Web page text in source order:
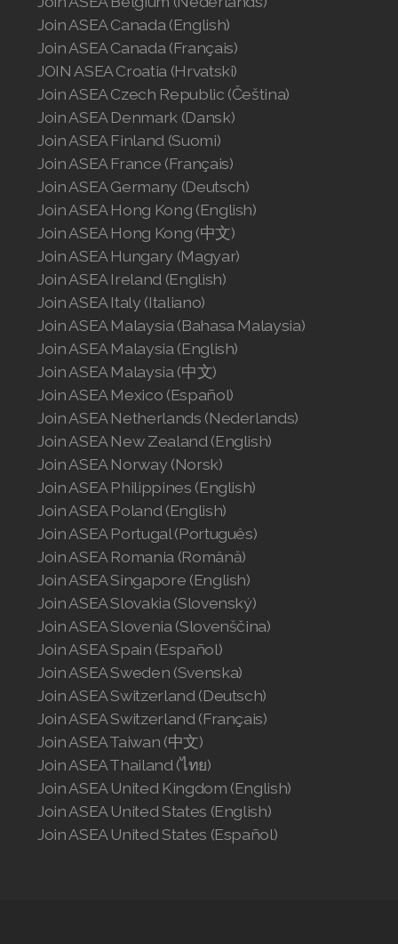
Join ASEA Canada (English)
Join ASEA Canada (Français)
JOIN ASEA Croatia (Hrvatski)
Join ASEA Czech Republic (Čeština)
Join ASEA Denmark (Dansk)
Join ASEA Finland (Suomi)
Join ASEA France (Français)
Join ASEA Germany (Deutsch)
Join ASEA Hong Kong (English)
Join ASEA Hong Kong (中文)
Join ASEA Hungary (Magyar)
Join ASEA Ireland (English)
Join ASEA Italy (Italiano)
Join ASEA Malaysia (Bahasa Malaysia)
Join ASEA Malaysia (English)
Join ASEA Malaysia (中文)
Join ASEA Mexico (Español)
Join ASEA Netherlands (Nederlands)
Join ASEA New Zealand (English)
Join ASEA Norway (Norsk)
Join ASEA Philippines (English)
Join ASEA Poland (English)
Join ASEA Portugal (Português)
Join ASEA Romania (Română)
Join ASEA Singapore (English)
Join ASEA Slovakia (Slovenský)
Join ASEA Slovenia (Slovenščina)
Join ASEA Spain (Español)
Join ASEA Sweden (Svenska)
Join ASEA Switzerland (Deutsch)
Join ASEA Switzerland (Français)
Join ASEA Taiwan (中文)
Join ASEA Thailand (ไทย)
Join ASEA United Kingdom (English)
Join ASEA United States (English)
Join ASEA United States (Español)
Join ASEA Switzerland (Français)
Join ASEA Taiwan (中文)
Join ASEA Thailand (ไทย)
Join ASEA United Kingdom (English)
Join ASEA United States (English)
Join ASEA United States (Español)